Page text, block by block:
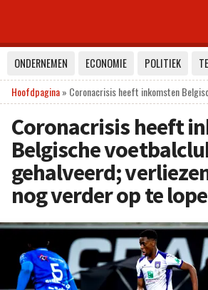
ONDERNEMEN ECONOMIE POLITIEK
Hoofdpagina» Coronacrisis heeft inkomsten
Coronacrisis heeft
Belgische
gehalveerd;
nog verder op te